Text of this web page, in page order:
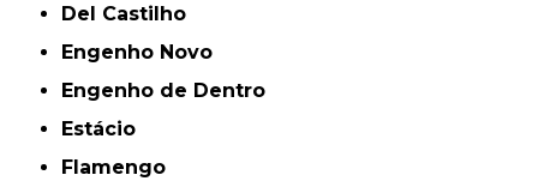
Del Castilho
Engenho Novo
Engenho de Dentro
Estácio
Flamengo